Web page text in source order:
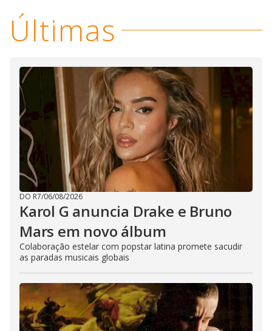
Últimas
DO R7/06/08/2026
Karol G anuncia Drake e Bruno
Mars em novo álbum
Colaboração estelar com popstar latina promete sacudir
as paradas musicais globais